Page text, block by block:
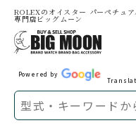
ROLEXのオイスター パーペチュ
専門店ビッグムーン
Powered by